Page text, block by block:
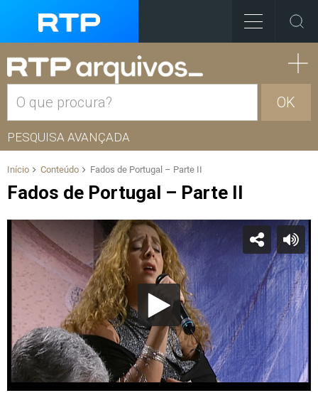
OK
PESQUISA AVANÇADA
Início Conteúdo Fados de Portugal – Parte II
Fados de Portugal – Parte II